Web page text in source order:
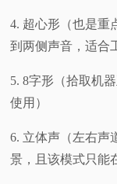
4. 超心形（也是重
到两侧声音，适合
5. 8字形（拾取机
使用）
6. 立体声（左右声
景，且该模式只能